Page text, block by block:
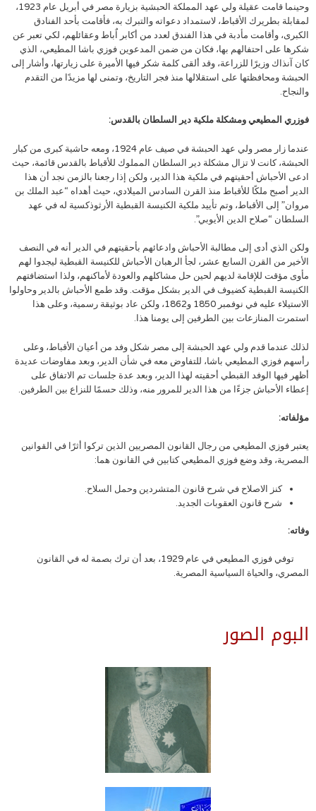
وحينما قامت عقيلة ولي عهد المملكة الحبشية بزيارة مصر في أبريل عام 1923،
لمقابلة بطريرك الأقباط، لاستمداد دعواته والتبرك به، فأقامت بأحد الفنادق
الكبرى، وأقامت مأدبة في هذا الفندق لعدد من أكابر اٌباط وعقائلهم، لكي تعبر عن
شكرها على احتفالهم بها، فكان من ضمن المدعوين فوزي باشا المطيعي، الذي
كان آنذاك وزيرًا للزراعة، وقد ألقى كلمة شكر فيها الأميرة على زيارتها، وأشار إلى
الحبشة ومحافظتها على استقلالها منذ فجر التاريخ، وتمنى لها مزيدًا من التقدم
والنجاح.
فوزري المطيعي ومشكلة ملكية دير السلطان بالقدس:
عندما زار مصر ولي عهد الحبشة في صيف عام 1924، ومعه حاشية كبرى من كبار
الحبشة، كانت لا تزال مشكلة دير السلطان المملوك للأقباط بالقدس قائمة، حيث
ادعى الأحباش أحقيتهم في ملكية هذا الدير، ولكن إذا رجعنا بالزمن نجد أن هذا
الدير أصبح ملكًا للأقباط منذ القرن السادس الميلادي، حيث أهداه “عبد الملك بن
مروان” إلى الأقباط، وتم تأييد ملكية الكنيسة القبطية الأرثوذكسية له في عهد
السلطان “صلاح الدين الأيوبي”.
ولكن الذي أدى إلى مطالبة الأحباش وادعائهم بأحقيتهم في الدير أنه في النصف
الأخير من القرن السابع عشر، لجأ الرهبان الأحباش للكنيسة القبطية ليجدوا لهم
مأوى مؤقت للإقامة لديهم لحين حل مشاكلهم والعودة لأماكنهم، ولذا استضافتهم
الكنيسة القبطية كضيوف في الدير بشكل مؤقت. وقد طمع الأحباش بالدير وحاولوا
الاستيلاء عليه في نوفمبر 1850 و1862، ولكن عاد بوثيقة رسمية، وعلى هذا
استمرت المنازعات بين الطرفين إلى يومنا هذا.
لذلك عندما قدم ولي عهد الحبشة إلى مصر شكل وفد من أعيان الأقباط، وعلى
رأسهم فوزي المطيعي باشا، للتفاوض معه في شأن الدير، وبعد مفاوضات عديدة
أظهر فيها الوفد القبطي أحقيته لهذا الدير، وبعد عدة جلسات تم الاتفاق على
إعطاء الأحباش جزءًا من هذا الدير للمرور منه، وذلك حسمًا للنزاع بين الطرفين.
مؤلفاته:
يعتبر فوزي المطيعي من رجال القانون المصريين الذين تركوا أثرًا في القوانين
المصرية، وقد وضع فوزي المطيعي كتابين في القانون هما:
كنز الاصلاح في شرح قانون المتشردين وحمل السلاح.
شرح قانون العقوبات الجديد.
وفاته:
توفي فوزي المطيعي في عام 1929، بعد أن ترك بصمة له في القانون
المصري، والحياة السياسية المصرية.
البوم الصور